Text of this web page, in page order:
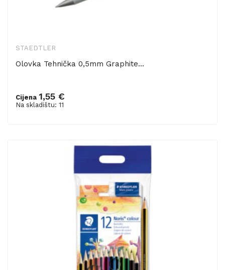
STAEDTLER
Olovka Tehnička 0,5mm Graphite...
Cijena 1,55 €
Na skladištu: 11
Dodaj u košaricu